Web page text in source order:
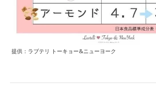
提供：ラブテリ トーキョー&ニューヨーク